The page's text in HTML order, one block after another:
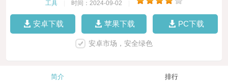
工具 时间：2024-09-02
安卓下载 苹果下载 PC下载
安卓市场，安全绿色
简介 排行